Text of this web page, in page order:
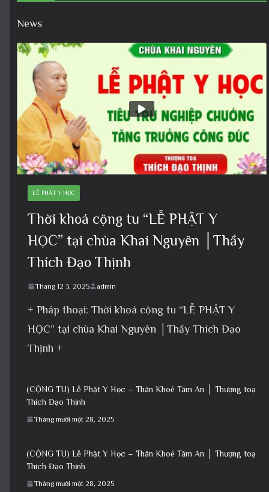
News
LỄ PHẬT Y HỌC
Thời khoá cộng tu “LỄ PHẬT Y
HỌC” tại chùa Khai Nguyên │Thầy
Thích Đạo Thịnh
Tháng 12 3, 2025 admin
+ Pháp thoại: Thời khoá cộng tu “LỄ PHẬT Y
HỌC” tại chùa Khai Nguyên │Thầy Thích Đạo
Thịnh +
(CỘNG TU) Lễ Phật Y Học – Thân Khoẻ Tâm An │ Thượng toạ
Thích Đạo Thịnh
Tháng mười một 28, 2025
(CỘNG TU) Lễ Phật Y Học – Thân Khoẻ Tâm An │ Thượng toạ
Thích Đạo Thịnh
Tháng mười một 28, 2025